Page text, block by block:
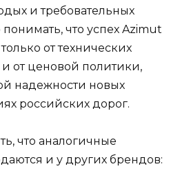
и требовательных
что успех Azimut
от технических
и от ценовой политики,
надежности новых
российских дорог.
что аналогичные
и у других брендов: